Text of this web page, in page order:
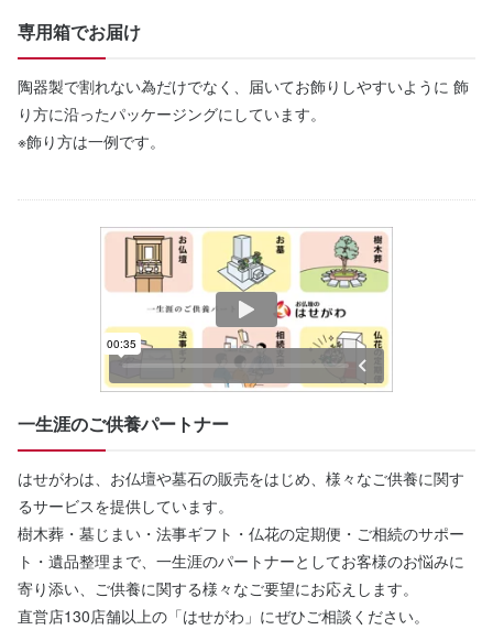
専用箱でお届け
陶器製で割れない為だけでなく、届いてお飾りしやすいように 飾
り方に沿ったパッケージングにしています。
※飾り方は一例です。
一生涯のご供養パートナー
はせがわは、お仏壇や墓石の販売をはじめ、様々なご供養に関す
るサービスを提供しています。
樹木葬・墓じまい・法事ギフト・仏花の定期便・ご相続のサポー
ト・遺品整理まで、一生涯のパートナーとしてお客様のお悩みに
寄り添い、ご供養に関する様々なご要望にお応えします。
直営店130店舗以上の「はせがわ」にぜひご相談ください。